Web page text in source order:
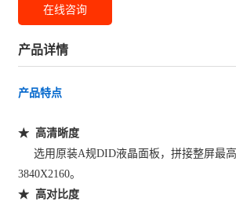
在线咨询
产品详情
产品特点
★ 高清晰度
选用原装A规DID液晶面板，拼接整屏最高
3840X2160。
★ 高对比度